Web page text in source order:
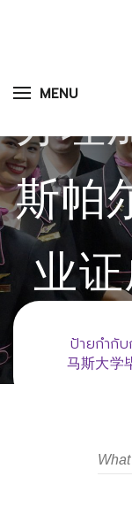
MENU
办理
斯帕
业
牙
วิทยา
ป้ายกำกับ
马斯大学